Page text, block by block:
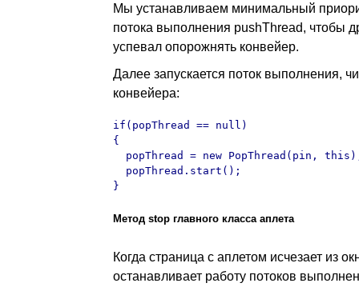
Мы устанавливаем минимальный
потока выполнения pushThread, чтобы
успевал опорожнять конвейер.
Далее запускается поток выполнения,
конвейера:
if(popThread == null)
{
popThread = new PopThread(pin,
  popThread.start();
}
Метод stop главного класса аплета
Когда страница с аплетом исчезает из
останавливает работу потоков